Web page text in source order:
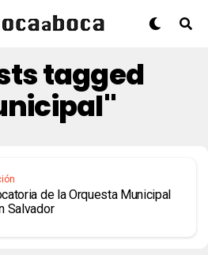
tagged
de la Orquesta Municipal
Salvador